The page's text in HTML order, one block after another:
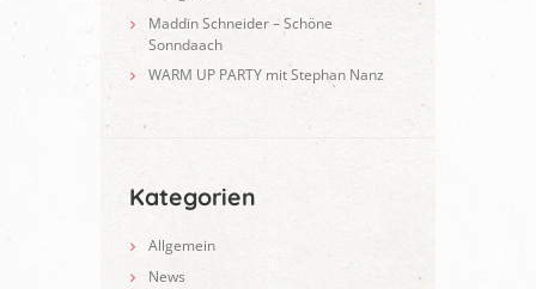
Maddin Schneider – Schöne
Sonndaach
WARM UP PARTY mit Stephan Nanz
Kategorien
Allgemein
News